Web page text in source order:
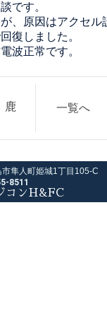
です。
、原因はアクセル
復しました。
波正常です。
鹿
一覧へ
隼人町姫城1丁目105-C
8511
コンH&FC